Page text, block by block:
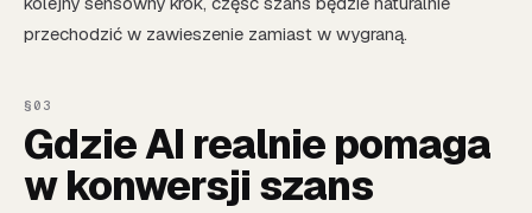
przechodzić w zawieszenie zamiast w wygraną.
Gdzie AI realnie pomaga
w konwersji szans